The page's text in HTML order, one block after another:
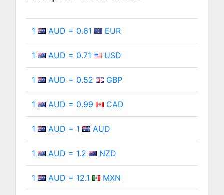
1 AUD = 0.61 EUR
1 AUD = 0.71 USD
1 AUD = 0.52 GBP
1 AUD = 0.99 CAD
1 AUD = 1 AUD
1 AUD = 1.2 NZD
1 AUD = 12.1 MXN